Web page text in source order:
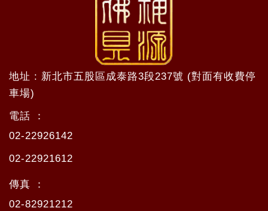
地址 : 新北市五股區成泰路3段237號 (對面有收費停
車場)
電話 ：
02-22926142
02-22921612
傳真 ：
02-82921212